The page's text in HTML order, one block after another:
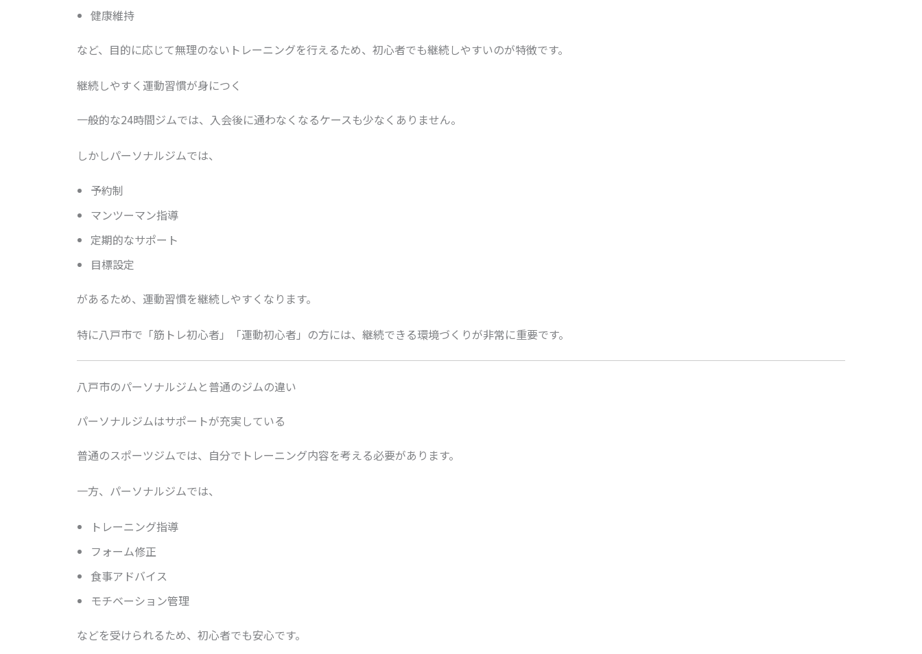
健康維持
など、目的に応じて無理のないトレーニングを行えるため、初心者でも継続しやすいのが特徴です。
継続しやすく運動習慣が身につく
一般的な24時間ジムでは、入会後に通わなくなるケースも少なくありません。
しかしパーソナルジムでは、
予約制
マンツーマン指導
定期的なサポート
目標設定
があるため、運動習慣を継続しやすくなります。
特に八戸市で「筋トレ初心者」「運動初心者」の方には、継続できる環境づくりが非常に重要です。
八戸市のパーソナルジムと普通のジムの違い
パーソナルジムはサポートが充実している
普通のスポーツジムでは、自分でトレーニング内容を考える必要があります。
一方、パーソナルジムでは、
トレーニング指導
フォーム修正
食事アドバイス
モチベーション管理
などを受けられるため、初心者でも安心です。